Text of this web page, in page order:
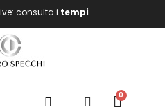
consulta i tempi